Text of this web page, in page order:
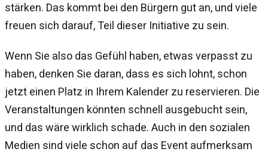
stärken. Das kommt bei den Bürgern gut an, und viele
freuen sich darauf, Teil dieser Initiative zu sein.
Wenn Sie also das Gefühl haben, etwas verpasst zu
haben, denken Sie daran, dass es sich lohnt, schon
jetzt einen Platz in Ihrem Kalender zu reservieren. Die
Veranstaltungen könnten schnell ausgebucht sein,
und das wäre wirklich schade. Auch in den sozialen
Medien sind viele schon auf das Event aufmerksam